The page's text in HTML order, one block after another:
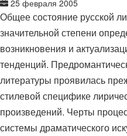
25 февраля 2005
Общее состояние русской
значительной степени
возникновения и
тенденций.
литературы проявилась
стилевой специфике
произведений. Черты
системы драматического